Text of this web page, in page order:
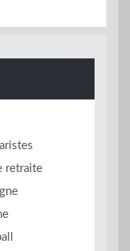
retraite